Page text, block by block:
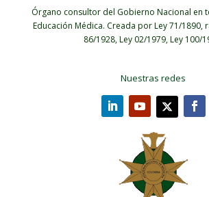
Órgano consultor del Gobierno Nacional en
Educación Médica. Creada por Ley 71/1890,
86/1928, Ley 02/1979, Ley 100/
Nuestras redes